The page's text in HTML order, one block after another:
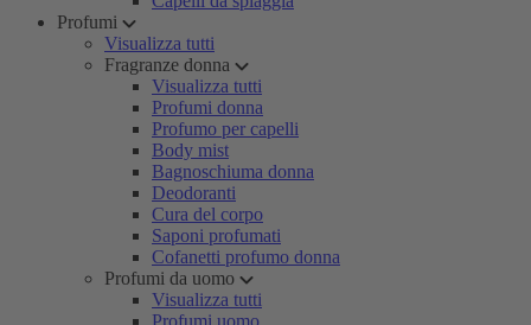
Profumi
Visualizza tutti
Fragranze donna
Visualizza tutti
Profumi donna
Profumo per capelli
Body mist
Bagnoschiuma donna
Deodoranti
Cura del corpo
Saponi profumati
Cofanetti profumo donna
Profumi da uomo
Visualizza tutti
Profumi uomo